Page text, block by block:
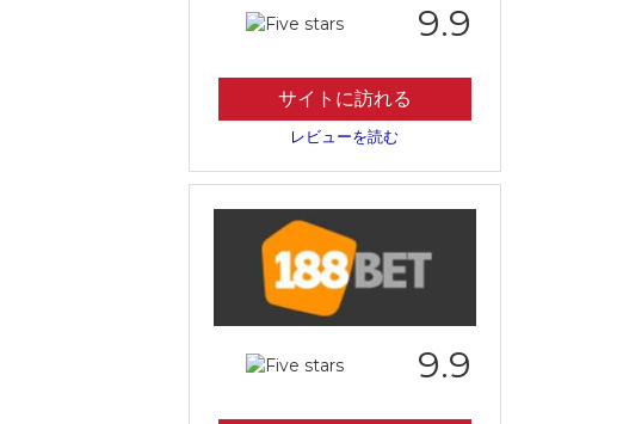
9.9
サイトに訪れる
レビューを読む
9.9